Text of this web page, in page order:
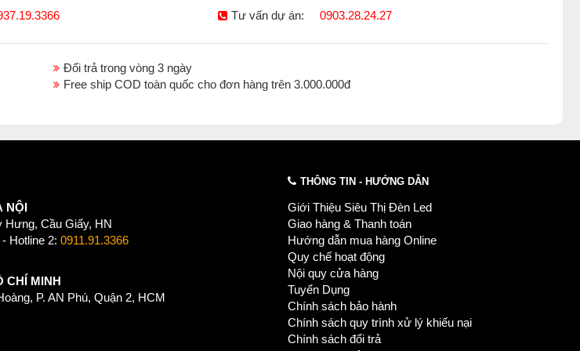
Tư vấn dự án: 0903.28.24.27
Đổi trả trong vòng 3 ngày
Free ship COD toàn quốc cho đơn hàng trên 3.000.000đ
NỘI
Hưng, Cầu Giấy, HN
- Hotline 2: 0911.91.3366
CHÍ MINH
P. AN Phú, Quận 2, HCM
THÔNG TIN - HƯỚNG DẪN
Giới Thiệu Siêu Thị Đèn Led
Giao hàng & Thanh toán
Hướng dẫn mua hàng Online
Quy chế hoạt động
Nội quy cửa hàng
Tuyển Dụng
Chính sách bảo hành
Chính sách quy trình xử lý khiếu nại
Chính sách đổi trả